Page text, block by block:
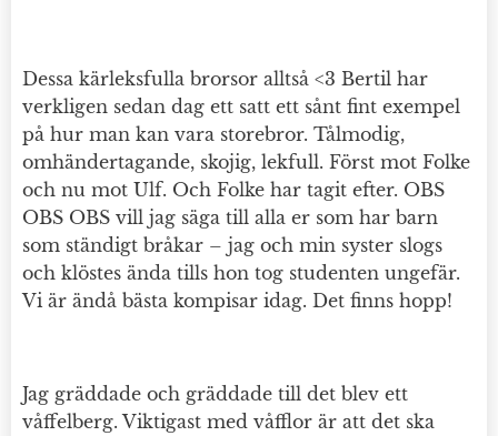
Dessa kärleksfulla brorsor alltså <3 Bertil har
verkligen sedan dag ett satt ett sånt fint exempel
på hur man kan vara storebror. Tålmodig,
omhändertagande, skojig, lekfull. Först mot Folke
och nu mot Ulf. Och Folke har tagit efter. OBS
OBS OBS vill jag säga till alla er som har barn
som ständigt bråkar – jag och min syster slogs
och klöstes ända tills hon tog studenten ungefär.
Vi är ändå bästa kompisar idag. Det finns hopp!
Jag gräddade och gräddade till det blev ett
våffelberg. Viktigast med våfflor är att det ska